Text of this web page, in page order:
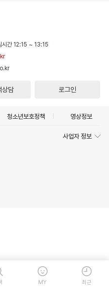
시간 12:15 ~ 13:15
상담 로그인
청소년보호정책 영상정보
사업자 정보
MY 최근